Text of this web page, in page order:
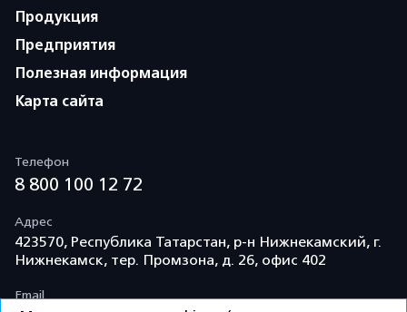
Продукция
Предприятия
Полезная информация
Карта сайта
Телефон
8 800 100 12 72
Адрес
423570, Республика Татарстан, р-н Нижнекамский, г.
Нижнекамск, тер. Промзона, д. 26, офис 402
Email